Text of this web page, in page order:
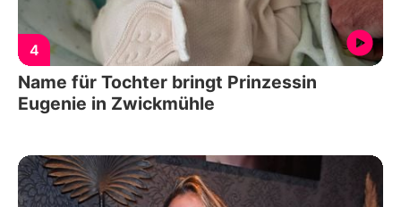
4
Name für Tochter bringt Prinzessin
Eugenie in Zwickmühle